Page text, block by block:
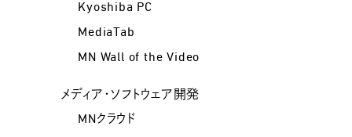
Kyoshiba PC
MediaTab
MN Wall of the Video
メディア・ソフトウェア開発
MNクラウド